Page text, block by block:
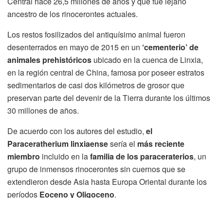
ancestro de los rinocerontes actuales.
Los restos fosilizados del antiquísimo animal fueron
desenterrados en mayo de 2015 en un ‘cementerio’ de
animales prehistóricos ubicado en la cuenca de Linxia,
en la región central de China, famosa por poseer estratos
sedimentarios de casi dos kilómetros de grosor que
preservan parte del devenir de la Tierra durante los últimos
30 millones de años.
De acuerdo con los autores del estudio, el
Paraceratherium linxiaensesería el más reciente
miembro incluido en lafamilia de los paraceraterios, un
grupo de inmensos rinocerontes sin cuernos que se
extendieron desde Asia hasta Europa Oriental durante los
períodos Eoceno y Oligoceno.